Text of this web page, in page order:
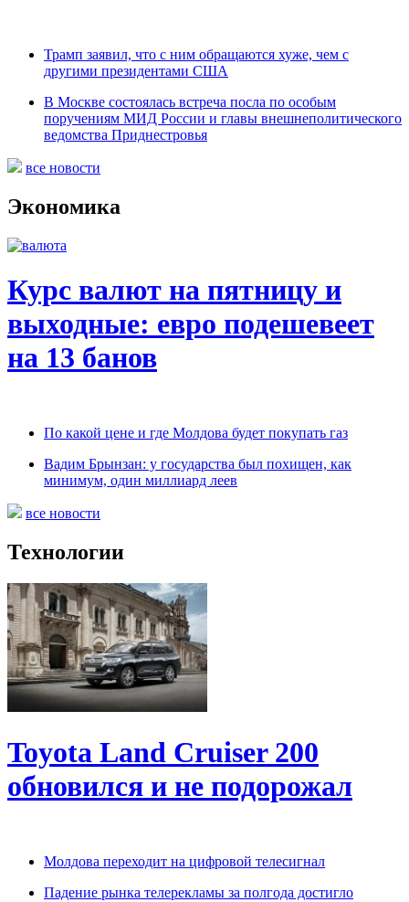
Трамп заявил, что с ним обращаются хуже, чем с
другими президентами США
В Москве состоялась встреча посла по особым
поручениям МИД России и главы внешнеполитического
ведомства Приднестровья
все новости
Экономика
Курс валют на пятницу и
выходные: евро подешевеет
на 13 банов
По какой цене и где Молдова будет покупать газ
Вадим Брынзан: у государства был похищен, как
минимум, один миллиард леев
все новости
Технологии
Toyota Land Cruiser 200
обновился и не подорожал
Молдова переходит на цифровой телесигнал
Падение рынка телерекламы за полгода достигло